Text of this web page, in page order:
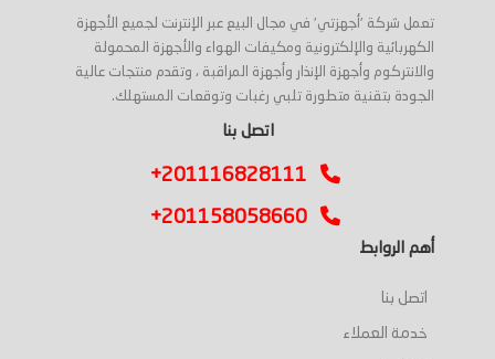
تعمل شركة 'أجهزتي' في مجال البيع عبر الإنترنت لجميع الأجهزة
الكهربائية والإلكترونية ومكيفات الهواء والأجهزة المحمولة
والانتركوم وأجهزة الإنذار وأجهزة المراقبة ، وتقدم منتجات عالية
الجودة بتقنية متطورة تلبي رغبات وتوقعات المستهلك.
اتصل بنا
+201116828111
+201158058660
أهم الروابط
اتصل بنا
خدمة العملاء